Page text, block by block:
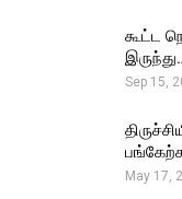
கூட்ட
Sep 15,
May 17,